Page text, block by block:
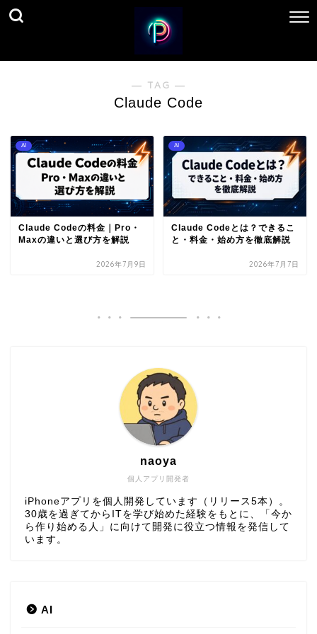
― TAG ―
Claude Code
AI
Claude Codeの料金｜Pro・
Maxの違いと選び方を解説
2026年7月9日
AI
Claude Codeとは？できるこ
と・料金・始め方を徹底解説
2026年7月7日
個人アプリ開発者
naoya
iPhoneアプリを個人開発しています（リリース5本）。
30歳を過ぎてからITを学び始めた経験をもとに、「今か
ら作り始める人」に向けて開発に役立つ情報を発信して
います。
AI